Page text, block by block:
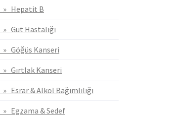
» Hepatit B
» Gut Hastalığı
» Göğüs Kanseri
» Gırtlak Kanseri
» Esrar & Alkol Bağımlılığı
» Egzama & Sedef